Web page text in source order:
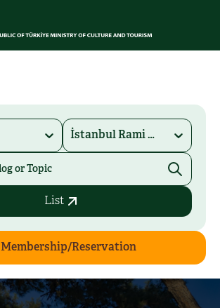
İstanbul Rami Kütüphanesi
List
Membership/Reservation